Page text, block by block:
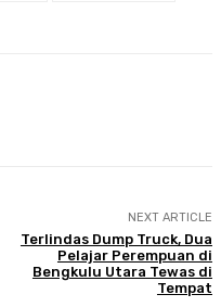
NEXT ARTICLE
Terlindas Dump Truck, Dua
Pelajar Perempuan di
Bengkulu Utara Tewas di
Tempat